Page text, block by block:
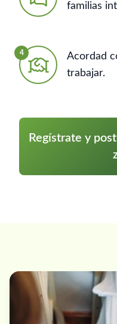
familias
4
Acordad
trabajar.
Regístrate y